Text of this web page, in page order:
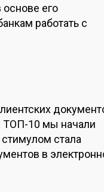
основе его
работать с
ТОП-10 мы начали
стала
в